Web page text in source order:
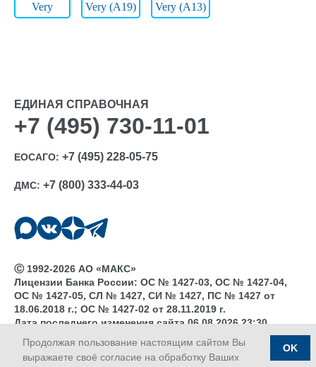
Very Very (A19) Very (А13)
Продолжая пользование настоящим сайтом Вы
выражаете своё согласие на обработку Ваших
OK
ЕДИНАЯ СПРАВОЧНАЯ
+7 (495) 730-11-01
ЕОСАГО: +7 (495) 228-05-75
ДМС: +7 (800) 333-44-03
Ⓒ 1992-2026 АО «МАКС»
Лицензии Банка России: ОС № 1427-03, ОС № 1427-04,
ОС № 1427-05, СЛ № 1427, СИ № 1427, ПС № 1427 от
18.06.2018 г.; ОС № 1427-02 от 28.11.2019 г.
Дата последнего изменения сайта 06.08.2026 23:30